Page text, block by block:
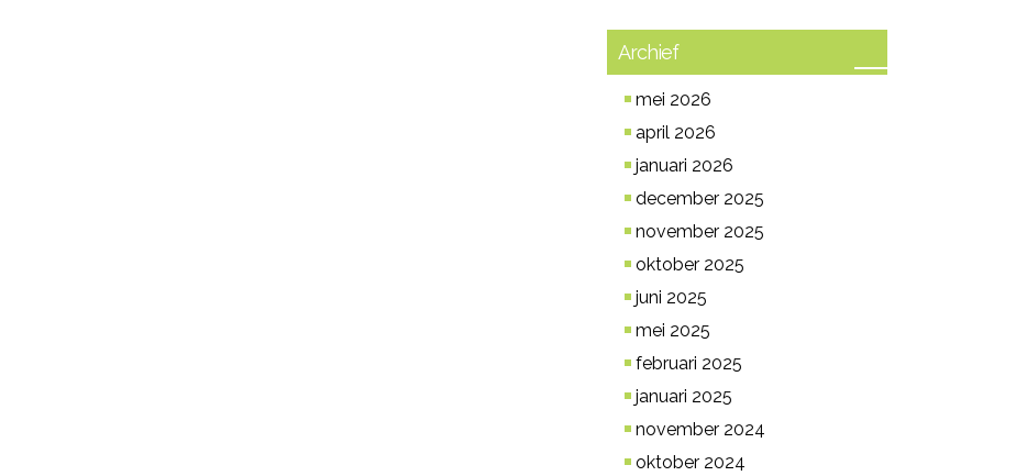
Archief
mei 2026
april 2026
januari 2026
december 2025
november 2025
oktober 2025
juni 2025
mei 2025
februari 2025
januari 2025
november 2024
oktober 2024